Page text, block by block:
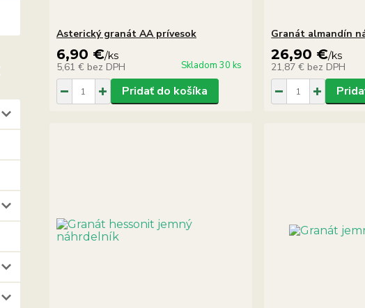
Asterický granát AA prívesok
6,90 €/ks
5,61 € bez DPH Skladom 30 ks
Pridať do košíka
Granát almandín
26,90 €/ks
21,87 € bez DPH